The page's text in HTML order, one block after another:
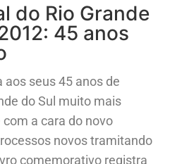
do Rio Grande
45 anos
seus 45 anos de
do Sul muito mais
a cara do novo
novos tramitando
comemorativo registra